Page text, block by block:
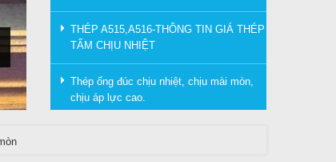
THÉP A515,A516-THÔNG TIN GIÁ THÉP
TẤM CHỊU NHIỆT
Thép ống đúc chịu nhiệt, chịu mài mòn,
chịu áp lực cao.